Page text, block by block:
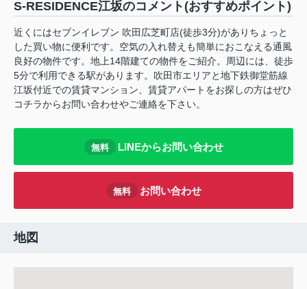
S-RESIDENCE江坂のコメント(おすすめポイント)
近くにはセブンイレブン 吹田広芝町店(徒歩3分)がありちょっと
した買い物に便利です。空気の入れ替えも簡単におこなえる通風
良好の物件です。地上14階建ての物件をご紹介。周辺には、徒歩
5分で利用できる駅があります。吹田市エリアと地下鉄御堂筋線
江坂付近での賃貸マンション、賃貸アパートをお探しの方はぜひ
コチラからお問い合わせやご連絡を下さい。
無料 LINEからお問い合わせ
無料 お問い合わせ
地図